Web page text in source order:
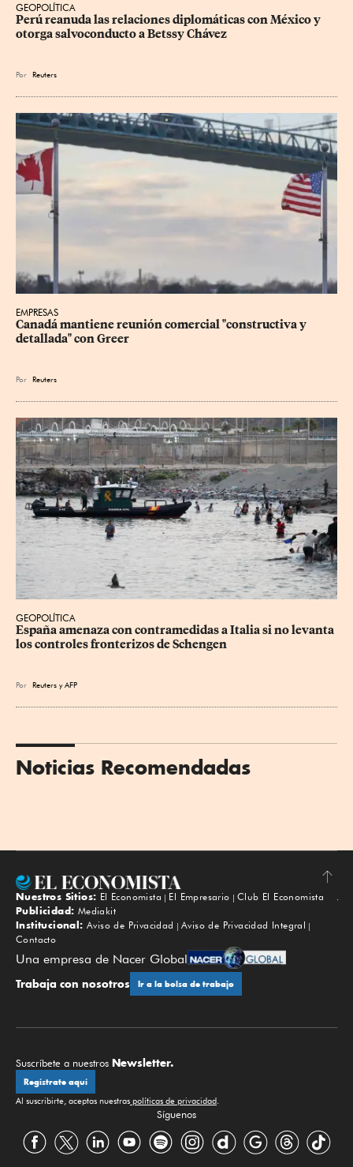
GEOPOLÍTICA
Perú reanuda las relaciones diplomáticas con México y
otorga salvoconducto a Betssy Chávez
Por Reuters
EMPRESAS
Canadá mantiene reunión ‌comercial "constructiva y
detallada" con Greer
Por Reuters
GEOPOLÍTICA
España amenaza con contramedidas a Italia si no levanta
los controles fronterizos de Schengen
Por Reuters yAFP
Noticias Recomendadas
Subir
Nuestros Sitios: El Economista El Empresario
Club El Economista
Publicidad: Mediakit
Institucional: Aviso de Privacidad
Aviso de Privacidad Integral
Contacto
Una empresa de Nacer Global
Trabaja con nosotros Ir a la bolsa de trabajo
Suscríbete a nuestros Newsletter.
Regístrate aquí
Al suscribirte, aceptas nuestras políticas de privacidad
Síguenos